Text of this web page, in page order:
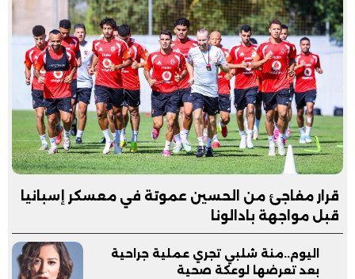
قرار مفاجئ من الحسين عموتة في معسكر إسبانيا
قبل مواجهة بادالونا
اليوم..منة شلبي تجري عملية جراحية
بعد تعرضها لوعكة صحية